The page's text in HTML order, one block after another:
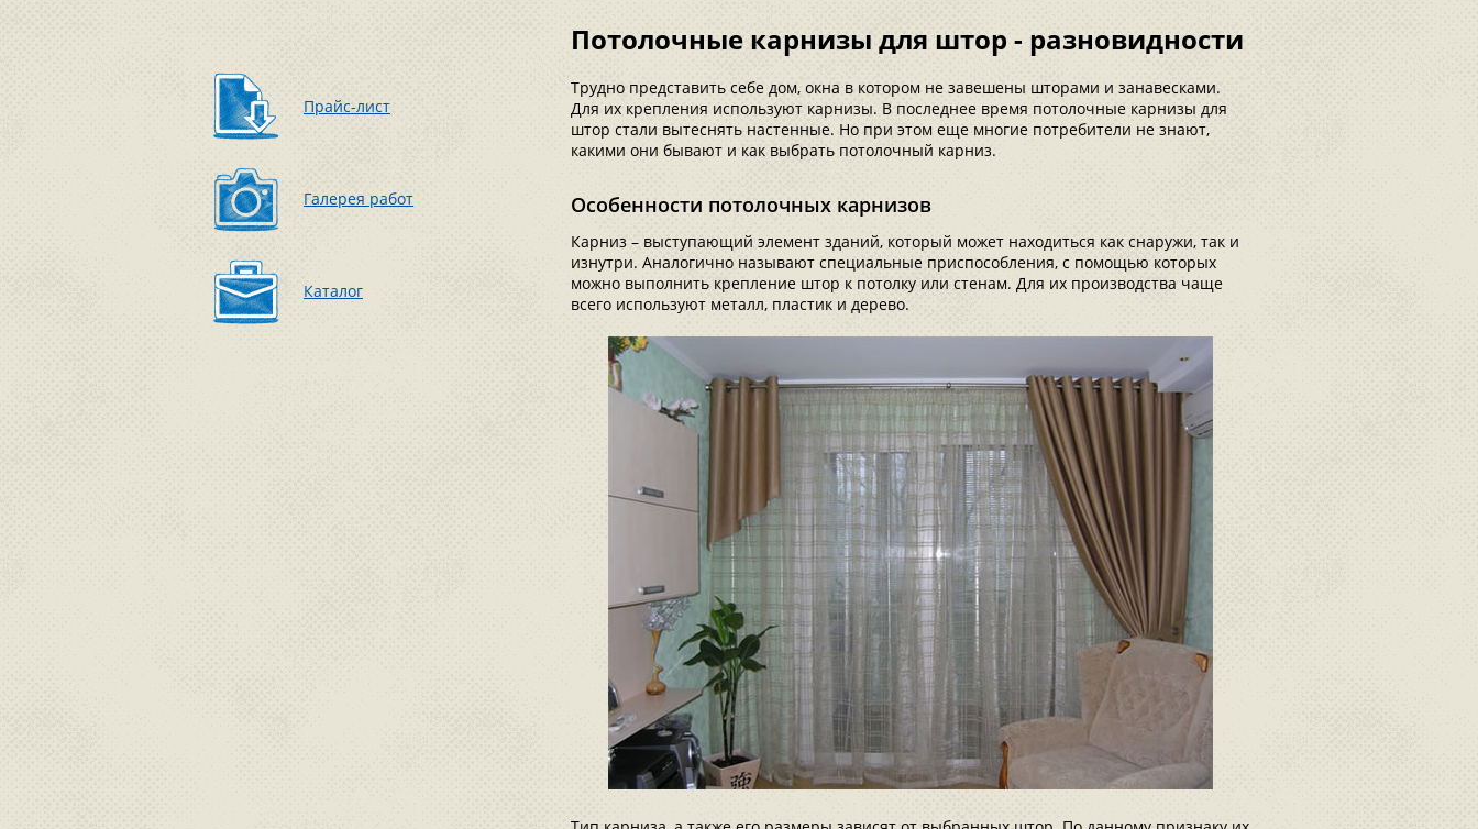
Прайс-лист
Галерея работ
Каталог
Потолочные карнизы для штор - разновидности
Трудно представить себе дом, окна в котором не завешены шторами и занавесками.
Для их крепления используют карнизы. В последнее время потолочные карнизы для
штор стали вытеснять настенные. Но при этом еще многие потребители не знают,
какими они бывают и как выбрать потолочный карниз.
Особенности потолочных карнизов
Карниз – выступающий элемент зданий, который может находиться как снаружи, так и
изнутри. Аналогично называют специальные приспособления, с помощью которых
можно выполнить крепление штор к потолку или стенам. Для их производства чаще
всего используют металл, пластик и дерево.